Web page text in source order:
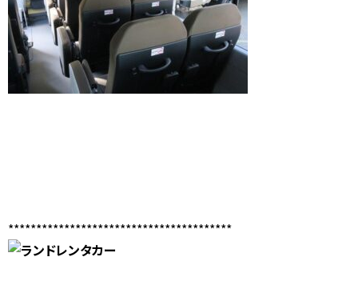
****************************************